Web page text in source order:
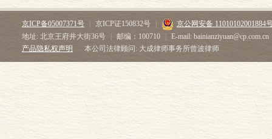
京ICP备05007371号 京ICP证150832号
京公网安备 11010102001884
地址: 北京王府井大街36号
邮编：100710
E-mail: bainianziyuan@cp.com.cn
产品隐私权声明
本公司法律顾问: 大成律师事务所曾波律师